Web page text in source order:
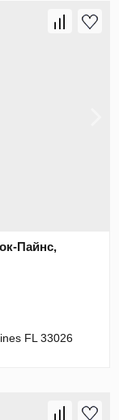
Пайнс,
FL 33026